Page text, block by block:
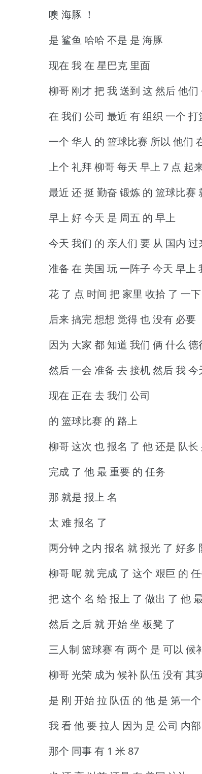
噢 海豚 ！
是 鲨鱼 哈哈 不是 是 海豚
现在 我 在 星巴克 里面
柳哥 刚才 把 我 送到 这 然后 他们
在 我们 公司 最近 有 组织 一个 打
一个 华人 的 篮球比赛 所以 他们
上个 礼拜 柳哥 每天 早上 7 点 起
最近 还 挺 勤奋 锻炼 的 篮球比赛
早上 好 今天 是 周五 的 早上
今天 我们 的 亲人们 要 从 国内 过
准备 在 美国 玩 一阵子 今天 早上
花 了 点 时间 把 家里 收拾 了 一
后来 搞完 想想 觉得 也 没有 必要
因为 大家 都 知道 我们 俩 什么
然后 一会 准备 去 接机 然后 我
现在 正在 去 我们 公司
的 篮球比赛 的 路上
柳哥 这次 也 报名 了 他 还是 队长
完成 了 他 最 重要 的 任务
那 就是 报上 名
太 难 报名 了
两分钟 之内 报名 就 报光 了 好多
柳哥 呢 就 完成 了 这个 艰巨 的
把 这个 名 给 报上 了 做出 了 他
然后 之后 就 开始 坐 板凳 了
三人制 篮球赛 有 两个 是 可以 候
柳哥 光荣 成为 候补 队伍 没有 其
是 刚 开始 拉 队伍 的 他 是 第一
我 看 他 要 拉人 因为 是 公司 内
那个 同事 有 1 米 87